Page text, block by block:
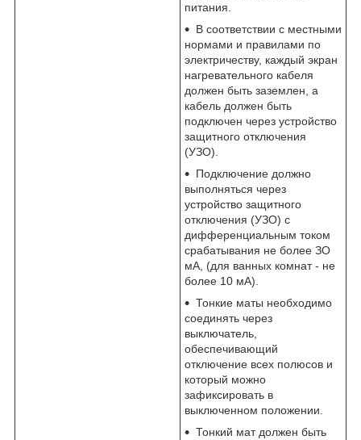
питания.
В соответствии с местными
нормами и правилами по
электричеству, каждый экран
нагревательного кабеля
должен быть заземлен, а
кабель должен быть
подключен через устройство
защитного отключения
(УЗО).
Подключение должно
выполняться через
устройство защитного
отключения (УЗО) с
дифференциальным током
срабатывания не более ЗО
мА, (для ванных комнат - не
более 10 мА).
Тонкие маты необходимо
соединять через
выключатель,
обеспечивающий
отключение всех полюсов и
который можно
зафиксировать в
выключенном положении.
Тонкий мат должен быть